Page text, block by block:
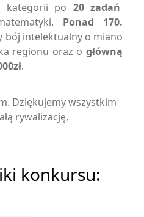
kategorii po 20 zadań
Ponad 170.
bój intelektualny o miano
regionu oraz o główną
.
Dziękujemy wszystkim
rywalizację,
konkursu: